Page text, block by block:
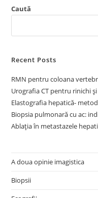
Caută
Recent Posts
RMN pentru coloana
Urografia CT pentru rinichi și
Elastografia hepatică-
Biopsia pulmonară cu ac:
Ablația în metastazele
A doua opinie imagistica
Biopsii